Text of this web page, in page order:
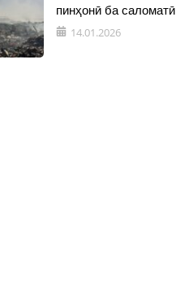
пинҳонӣ ба саломатӣ
14.01.2026